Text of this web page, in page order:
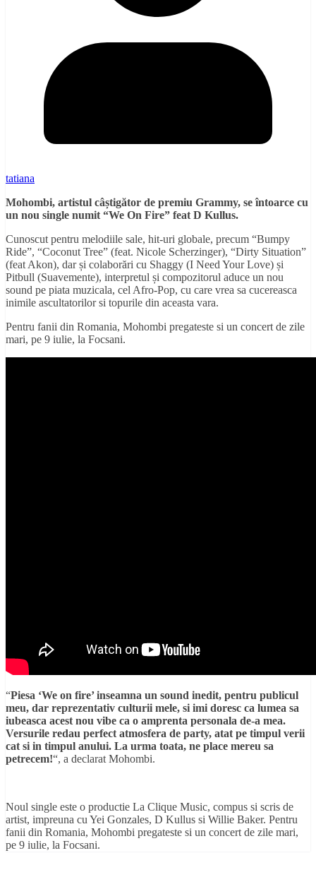
tatiana
Mohombi, artistul câștigător de premiu Grammy, se întoarce cu
un nou single numit “We On Fire” feat D Kullus.
Cunoscut pentru melodiile sale, hit-uri globale, precum “Bumpy
Ride”, “Coconut Tree” (feat. Nicole Scherzinger), “Dirty Situation”
(feat Akon), dar și colaborări cu Shaggy (I Need Your Love) și
Pitbull (Suavemente), interpretul și compozitorul aduce un nou
sound pe piata muzicala, cel Afro-Pop, cu care vrea sa cucereasca
inimile ascultatorilor si topurile din aceasta vara.
Pentru fanii din Romania, Mohombi pregateste si un concert de zile
mari, pe 9 iulie, la Focsani.
“Piesa ‘We on fire’ inseamna un sound inedit, pentru publicul
meu, dar reprezentativ culturii mele, si imi doresc ca lumea sa
iubeasca acest nou vibe ca o amprenta personala de-a mea.
Versurile redau perfect atmosfera de party, atat pe timpul verii
cat si in timpul anului. La urma toata, ne place mereu sa
petrecem!“, a declarat Mohombi.
Noul single este o productie La Clique Music, compus si scris de
artist, impreuna cu Yei Gonzales, D Kullus si Willie Baker. Pentru
fanii din Romania, Mohombi pregateste si un concert de zile mari,
pe 9 iulie, la Focsani.